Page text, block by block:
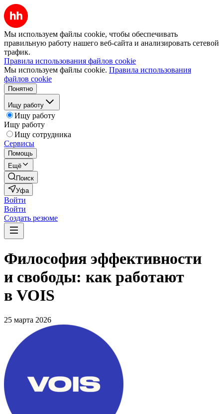
Мы используем файлы cookie, чтобы обеспечивать
правильную работу нашего веб-сайта и анализировать сетевой
трафик.
Правила использования файлов cookie
Мы используем файлы cookie. Правила использования
файлов cookie
Понятно
Ищу работу
Ищу работу
Ищу работу
Ищу сотрудника
Сервисы
Помощь
Ещё
Поиск
Уфа
Войти
Войти
Создать резюме
Философия эффективности
и свободы: как работают
в VOIS
25 марта 2026